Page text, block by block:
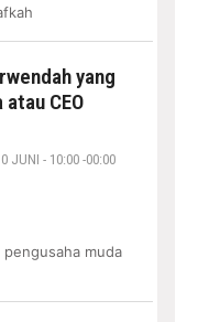
yang
CEO
JUNI - 10:00 -00:00
muda